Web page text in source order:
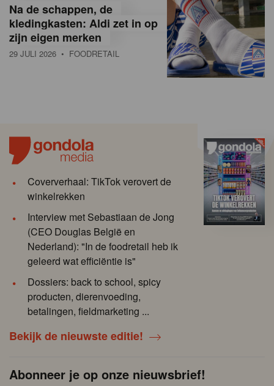
Na de schappen, de
kledingkasten: Aldi zet in op
zijn eigen merken
29 JULI 2026 • FOODRETAIL
Coververhaal: TikTok verovert de
winkelrekken
Interview met Sebastiaan de Jong
(CEO Douglas België en
Nederland): "In de foodretail heb ik
geleerd wat efficiëntie is"
Dossiers: back to school, spicy
producten, dierenvoeding,
betalingen, fieldmarketing ...
Bekijk de nieuwste editie!
Abonneer je op onze nieuwsbrief!